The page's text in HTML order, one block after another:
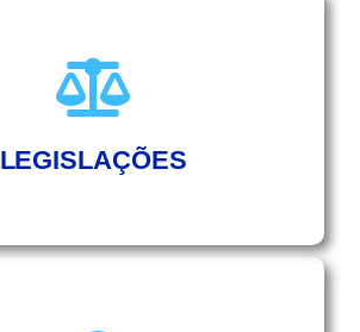
LEGISLAÇÕES